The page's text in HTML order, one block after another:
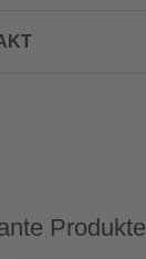
Produkte